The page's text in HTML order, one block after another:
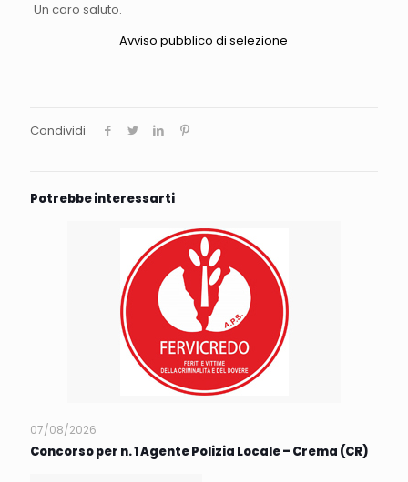
Un caro saluto.
Avviso pubblico di selezione
Condividi
Potrebbe interessarti
07/08/2026
Concorso per n. 1 Agente Polizia Locale – Crema (CR)